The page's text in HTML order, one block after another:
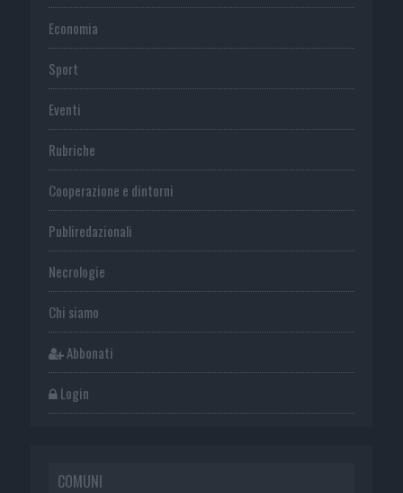
Economia
Sport
Eventi
Rubriche
Cooperazione e dintorni
Publiredazionali
Necrologie
Chi siamo
Abbonati
Login
COMUNI